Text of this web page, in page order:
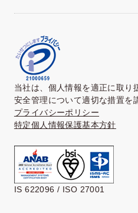
当社は、個人情報を適正に取り
安全管理について適切な措置を
プライバシーポリシー
特定個人情報保護基本方針
IS 622096 / ISO 27001